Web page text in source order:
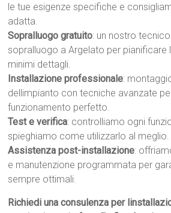
le tue esigenze specifiche e
adatta.
Sopralluogo gratuito: un nostro
sopralluogo a Argelato per pianificare
minimi dettagli.
Installazione professionale:
dellimpianto con tecniche avanzate
funzionamento perfetto.
Test e verifica: controlliamo ogni
spieghiamo come utilizzarlo al meglio.
Assistenza post-installazione:
e manutenzione programmata per
sempre ottimali.
Richiedi una consulenza per